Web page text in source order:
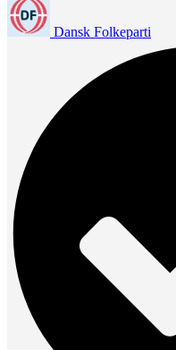
Dansk Folkeparti